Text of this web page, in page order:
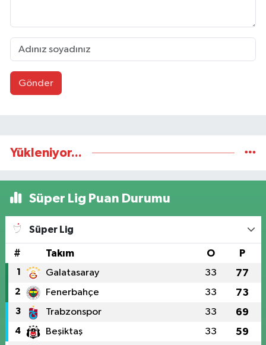
Gönder
Yükleniyor...
Süper Lig Puan Durumu
Süper Lig
# Takım O P
1 Galatasaray 33 77
2 Fenerbahçe 33 73
3 Trabzonspor 33 69
4 Beşiktaş 33 59